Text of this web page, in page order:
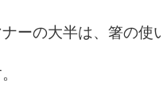
ーの大半は、箸の使